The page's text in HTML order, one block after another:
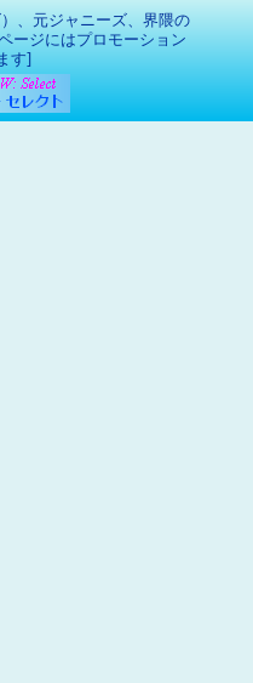
、元ジャニーズ、界隈の
ージにはプロモーション
す]